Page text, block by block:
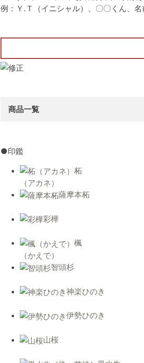
例：Ｙ.Ｔ（イニシャル）、〇〇くん、
商品一覧
●印鑑
柘
（アカネ）
薩摩本柘
彩樺
楓
（かえで）
智頭杉
神楽ひのき
伊勢ひのき
山桜